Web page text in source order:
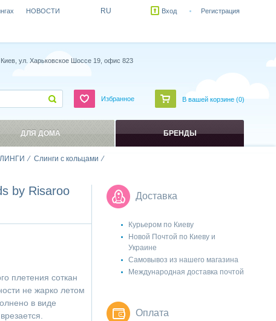
Слинги с кольцами
by Risaroo
плетения соткан
не жарко летом
в виде
Доставка
Курьером по Киеву
Новой Почтой по Киеву и
Украине
Самовывоз из нашего магазина
Международная доставка почтой
Оплата
НОВОСТИ RU Вход Регистрация
Киев, ул. Харьковское Шоссе 19, офис 823
Избранное В вашей корзине (0)
ДЛЯ ДОМА БРЕНДЫ